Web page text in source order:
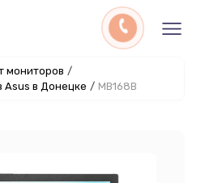
мониторов /
Asus в Донецке / MB168B